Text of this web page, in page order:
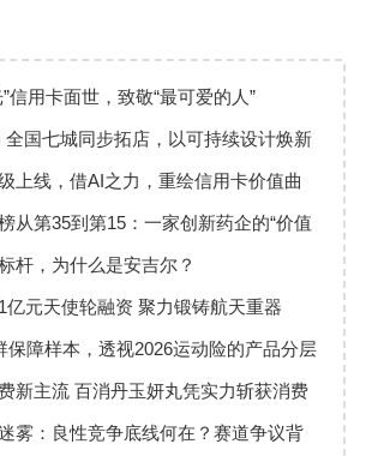
信用卡面世，致敬“最可爱的人”
全国七城同步拓店，以可持续设计焕新
上线，借AI之力，重绘信用卡价值曲
从第35到第15：一家创新药企的“价值
杆，为什么是安吉尔？
亿元天使轮融资 聚力锻铸航天重器
保障样本，透视2026运动险的产品分层
新主流 百消丹玉妍丸凭实力斩获消费
雾：良性竞争底线何在？赛道争议背